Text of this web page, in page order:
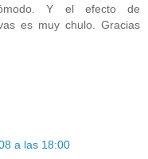
Y el efecto de
es muy chulo. Gracias
a las 18:00